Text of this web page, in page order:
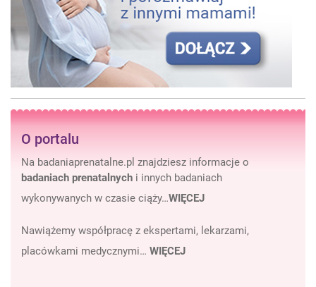
O portalu
Na badaniaprenatalne.pl znajdziesz informacje o
badaniach prenatalnych i innych badaniach
wykonywanych w czasie ciąży…WIĘCEJ
Nawiążemy współpracę z ekspertami, lekarzami,
placówkami medycznymi… WIĘCEJ